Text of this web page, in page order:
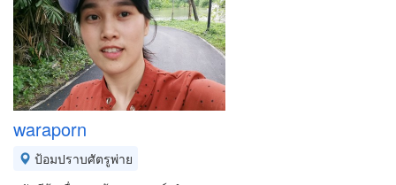
waraporn
ป้อมปราบศัตรูพ่าย